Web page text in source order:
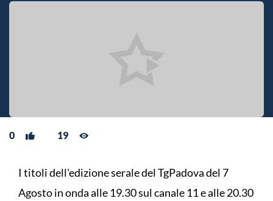
0 19
I titoli dell'edizione serale del TgPadova del 7
Agosto in onda alle 19.30 sul canale 11 e alle 20.30